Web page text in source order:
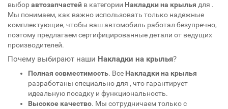
выборавтозапчастей в категории Накладки на крылья для .
Мы понимаем, как важно использовать только надежные
комплектующие, чтобы ваш автомобиль работал безупречно,
поэтому предлагаем сертифицированные детали от ведущих
производителей.
Почему выбирают наши Накладки на крылья?
Полная совместимость. Все Накладки на крылья
разработаны специально для , что гарантирует
идеальную посадку и функциональность.
Высокое качество. Мы сотрудничаем только с